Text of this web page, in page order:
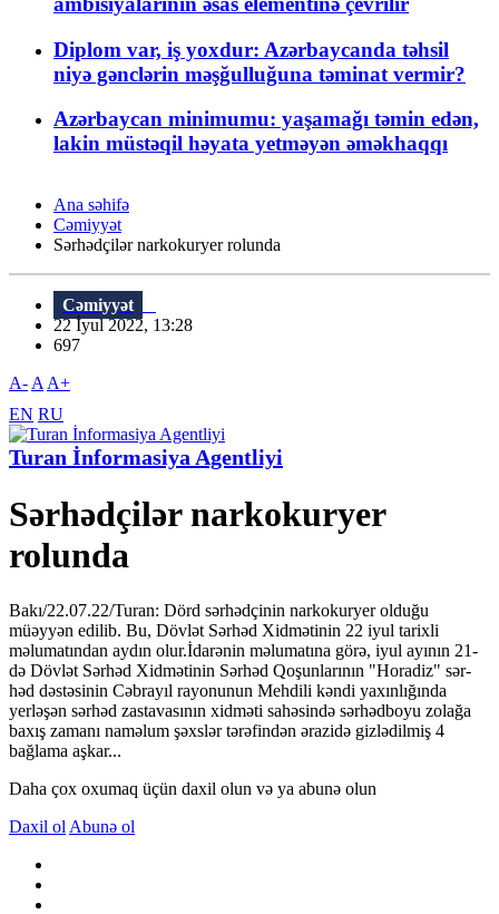
Diplom var, iş yoxdur: Azərbaycanda təhsil
niyə gənclərin məşğulluğuna təminat vermir?
Azərbaycan minimumu: yaşamağı təmin edən,
lakin müstəqil həyata yetməyən əməkhaqqı
Ana səhifə
Cəmiyyət
Sərhədçilər narkokuryer rolunda
Cəmiyyət
22 İyul 2022, 13:28
697
A- A A+
EN RU
Turan İnformasiya Agentliyi
Sərhədçilər narkokuryer
rolunda
Bakı/22.07.22/Turan: Dörd sərhədçinin narkokuryer olduğu
müəyyən edilib. Bu, Dövlət Sərhəd Xidmətinin 22 iyul tarixli
məlumatından aydın olur.İdarənin məlumatına görə, iyul ayının 21-
də Dövlət Sərhəd Xidmətinin Sərhəd Qo­şunlarının "Horadiz" sər­
həd dəstəsinin Cəbrayıl rayonunun Mehdili kəndi yaxınlığında
yerləşən sərhəd zasta­vasının xidməti sahəsində sərhədboyu zolağa
baxış zamanı naməlum şəxslər tərəfindən ərazidə giz­lədilmiş 4
bağlama aşkar...
Daha çox oxumaq üçün daxil olun və ya abunə olun
Daxil ol Abunə ol